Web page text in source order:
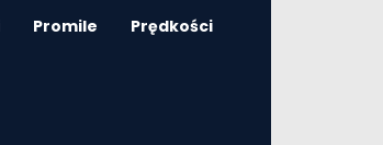
Promile Prędkości